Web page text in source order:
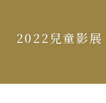
2022兒童影展